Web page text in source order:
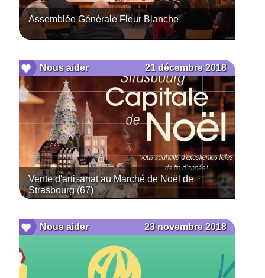
Assemblée Générale Fleur Blanche
21 décembre 2018
Nous aider
Vente d'artisanat au Marché de Noël de
Strasbourg (67)
23 novembre 2018
Nous aider